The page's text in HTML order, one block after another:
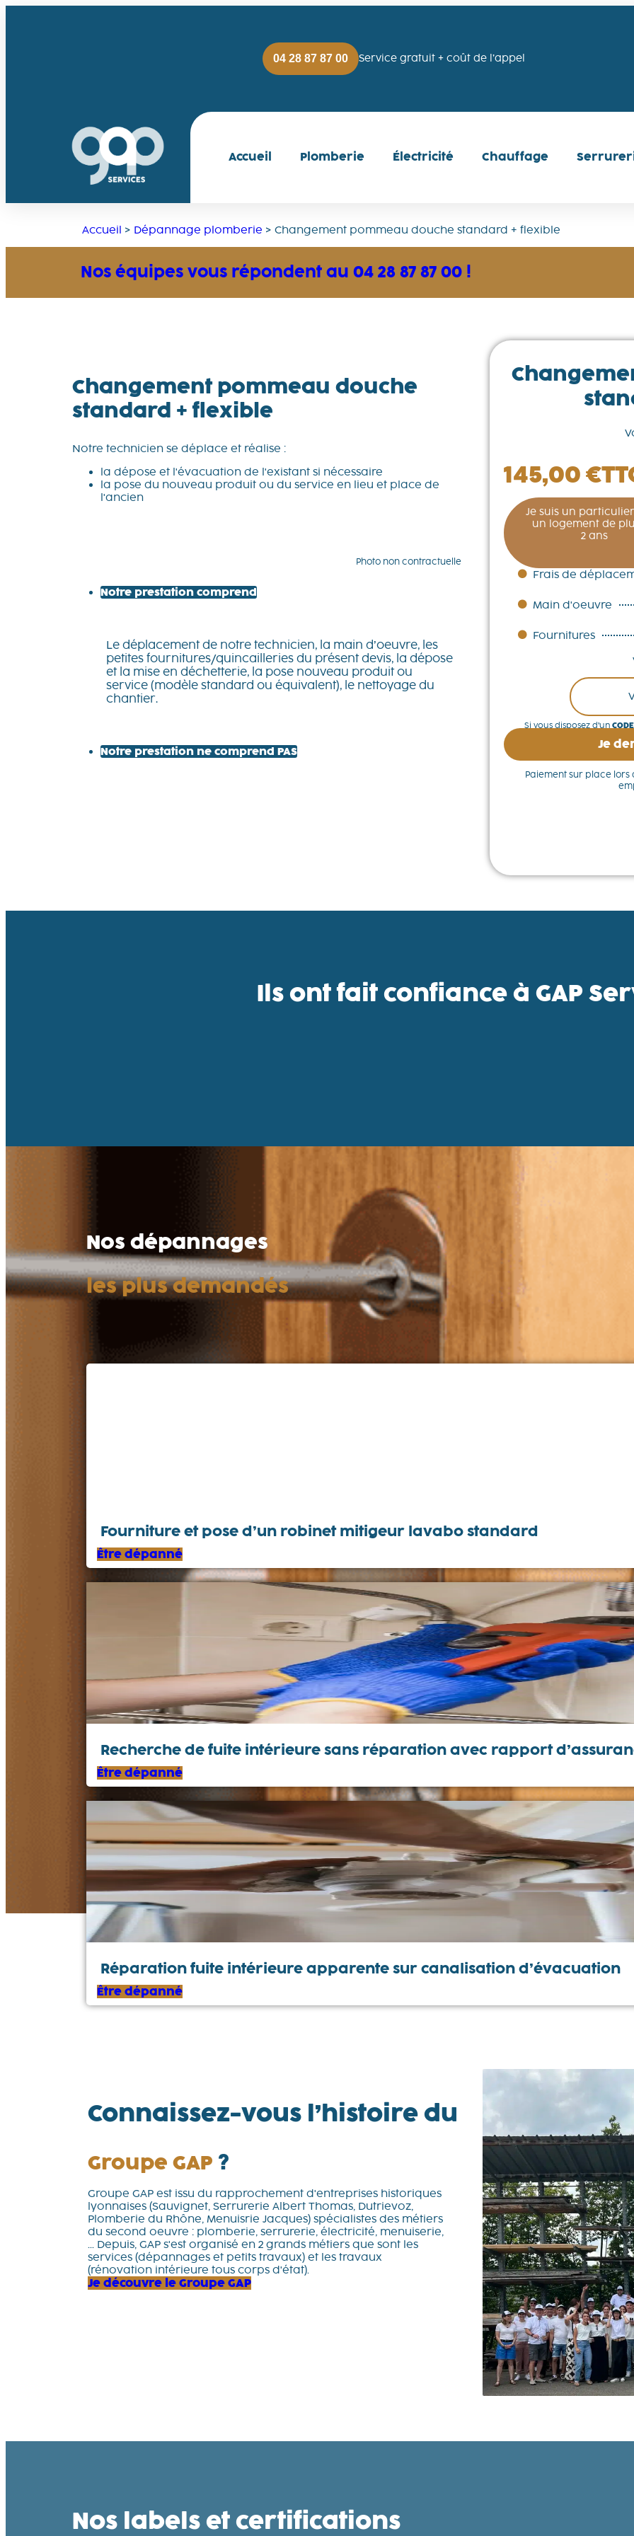
04 28 87 87 00 Service gratuit + coût de l’appel
Accueil Plomberie Électricité Chauffage
Accueil > Dépannage plomberie > Changement pommeau douche standard + flexible
Nos équipes vous répondent au 04 28 87 87 00 !
Changement pommeau douche
standard + flexible
Notre technicien se déplace et réalise :
la dépose et l'évacuation de l'existant si nécessaire
la pose du nouveau produit ou du service en lieu et place de
l'ancien
Photo non contractuelle
Notre prestation comprend
Le déplacement de notre technicien, la main d’oeuvre, les
petites fournitures/quincailleries du présent devis, la dépose
et la mise en déchetterie, la pose nouveau produit ou
service (modèle standard ou équivalent), le nettoyage du
chantier.
Notre prestation ne comprend PAS
145,00€
Je suis un
un logement de
2 ans
Frais de
Main d'oeuvre
Fournitures
Si vous disposez d’un
Je
Paiement sur place lors
Ils ont fait confiance à GAP
Nos dépannages
les plus demandés
Fourniture et pose d’un robinet mitigeur lavabo standard
Être dépanné
Recherche de fuite intérieure sans réparation avec rapport
Être dépanné
Réparation fuite intérieure apparente sur canalisation d’évacuation
Être dépanné
Connaissez-vous l’histoire du
Groupe GAP ?
Groupe GAP est issu du rapprochement d'entreprises historiques
lyonnaises (Sauvignet, Serrurerie Albert Thomas, Dutrievoz,
Plomberie du Rhône, Menuisrie Jacques) spécialistes des métiers
du second oeuvre : plomberie, serrurerie, électricité, menuiserie,
... Depuis, GAP s'est organisé en 2 grands métiers que sont les
services (dépannages et petits travaux) et les travaux
(rénovation intérieure tous corps d'état).
Je découvre le Groupe GAP
Nos labels et certifications